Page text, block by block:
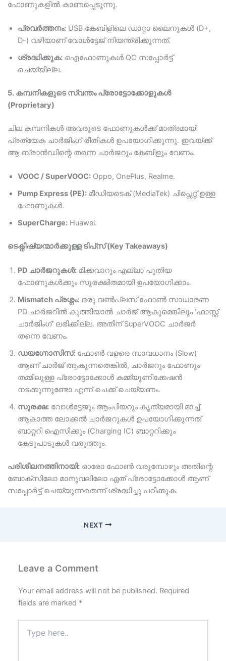
ഫോണുകളിൽ കാണപ്പെടുന്നു.
പ്രവർത്തനം:USB കേബിളിലെ ഡാറ്റാ ലൈനുകൾ (D+,
D-) വഴിയാണ് വോൾട്ടേജ് നിയന്ത്രിക്കുന്നത്.
ശ്രദ്ധിക്കുക:ഐഫോണുകൾ QC സപ്പോർട്ട്
ചെയ്യില്ല.
5. കമ്പനികളുടെ സ്വന്തം പ്രോട്ടോക്കോളുകൾ
(Proprietary)
ചില കമ്പനികൾ അവരുടെ ഫോണുകൾക്ക് മാത്രമായി
പ്രത്യേക ചാർജിംഗ് രീതികൾ ഉപയോഗിക്കുന്നു. ഇവയ്ക്ക്
ആ ബ്രാൻഡിന്റെ തന്നെ ചാർജറും കേബിളും വേണം.
VOOC / SuperVOOC:Oppo, OnePlus, Realme.
Pump Express (PE):മീഡിയടെക് (MediaTek) ചിപ്സെറ്റ് ഉള്ള
ഫോണുകൾ.
SuperCharge:Huawei.
ടെക്നീഷ്യന്മാർക്കുള്ള ടിപ്‌സ് (Key Takeaways)
PD ചാർജറുകൾ:മിക്കവാറും എല്ലാ പുതിയ
ഫോണുകൾക്കും സുരക്ഷിതമായി ഉപയോഗിക്കാം.
Mismatch പ്രശ്നം:ഒരു വൺപ്ലസ് ഫോൺ സാധാരണ
PD ചാർജറിൽ കുത്തിയാൽ ചാർജ് ആകുമെങ്കിലും ‘ഫാസ്റ്റ്
ചാർജിംഗ്’ ലഭിക്കില്ല. അതിന് SuperVOOC ചാർജർ
തന്നെ വേണം.
ഡയഗ്നോസിസ്:ഫോൺ വളരെ സാവധാനം (Slow)
ആണ് ചാർജ് ആകുന്നതെങ്കിൽ, ചാർജറും ഫോണും
തമ്മിലുള്ള പ്രോട്ടോക്കോൾ കമ്മ്യൂണിക്കേഷൻ
നടക്കുന്നുണ്ടോ എന്ന് ചെക്ക് ചെയ്യണം.
സുരക്ഷ:വോൾട്ടേജും ആംപിയറും കൃത്യമായി മാച്ച്
ആകാത്ത ലോക്കൽ ചാർജറുകൾ ഉപയോഗിക്കുന്നത്
ബാറ്ററി ഐസിക്കും (Charging IC) ബാറ്ററിക്കും
കേടുപാടുകൾ വരുത്തും.
പരിശീലനത്തിനായി:ഓരോ ഫോൺ വരുമ്പോഴും അതിന്റെ
ബോക്സിലോ മാനുവലിലോ ഏത് പ്രോട്ടോക്കോൾ ആണ്
സപ്പോർട്ട് ചെയ്യുന്നതെന്ന് ശ്രദ്ധിച്ചു പഠിക്കുക.
NEXT
Leave a Comment
Your email address will not be published. Required
fields are marked *
here..